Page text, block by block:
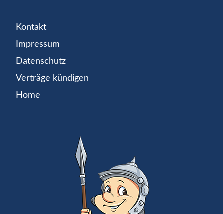
Kontakt
Impressum
Datenschutz
Verträge kündigen
Home